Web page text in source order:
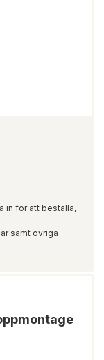
in för att beställa,
samt övriga